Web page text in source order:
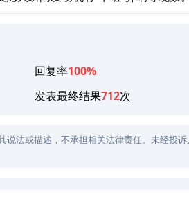
回复率100%
发表最终结果712次
说法或描述，不承担相关法律责任。未经投诉